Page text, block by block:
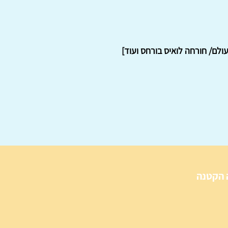
חורחה לואיס בורחס ועוד]
הקטנה